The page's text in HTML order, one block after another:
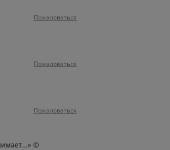
Пожаловаться
Пожаловаться
Пожаловаться
©